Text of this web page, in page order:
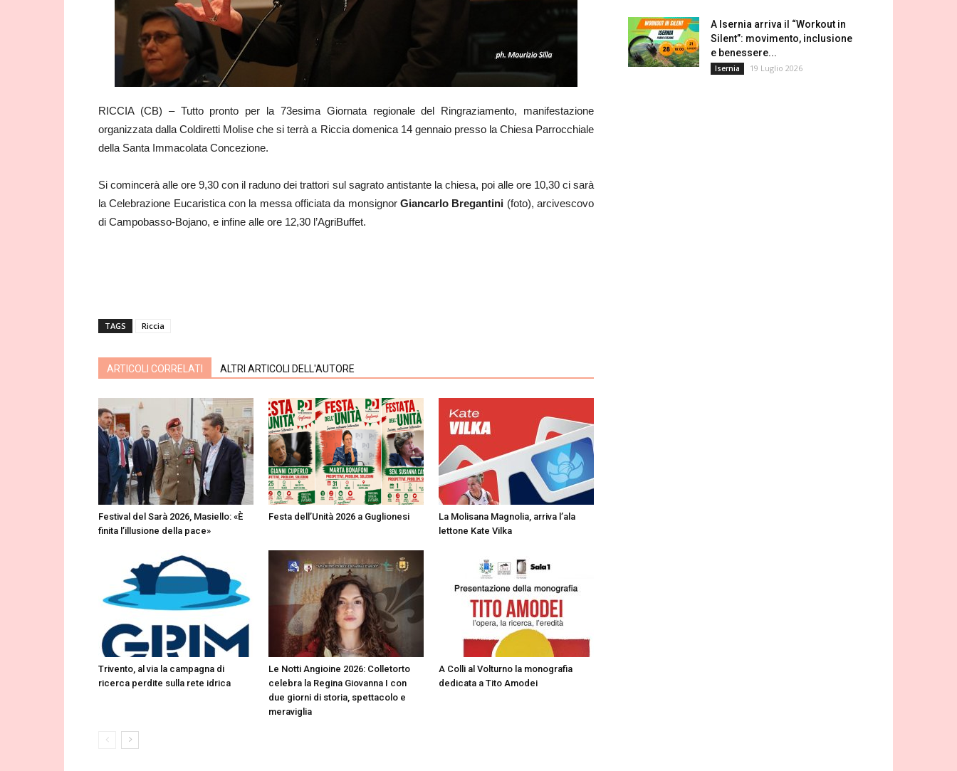
RICCIA (CB) – Tutto pronto per la 73esima Giornata regionale del Ringraziamento, manifestazione
organizzata dalla Coldiretti Molise che si terrà a Riccia domenica 14 gennaio presso la Chiesa Parrocchiale
della Santa Immacolata Concezione.
Si comincerà alle ore 9,30 con il raduno dei trattori sul sagrato antistante la chiesa, poi alle ore 10,30 ci sarà
la Celebrazione Eucaristica con la messa officiata da monsignor Giancarlo Bregantini (foto), arcivescovo
di Campobasso-Bojano, e infine alle ore 12,30 l’AgriBuffet.
TAGS Riccia
ARTICOLI CORRELATI ALTRI ARTICOLI DELL'AUTORE
Festival del Sarà 2026, Masiello: «È
finita l’illusione della pace»
Festa dell’Unità 2026 a Guglionesi
La Molisana Magnolia, arriva l’ala
lettone Kate Vilka
Trivento, al via la campagna di
ricerca perdite sulla rete idrica
Le Notti Angioine 2026: Colletorto
celebra la Regina Giovanna I con
due giorni di storia, spettacolo e
meraviglia
A Colli al Volturno la monografia
dedicata a Tito Amodei
A Isernia arriva il “Workout in
Silent”: movimento, inclusione
e benessere...
Isernia 19 Luglio 2026